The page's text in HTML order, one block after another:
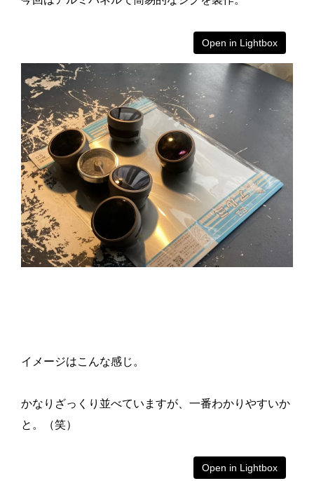
Open in Lightbox
イメージはこんな感じ。
かなりざっくり並べていますが、一番わかりやすいか
と。（笑）
Open in Lightbox